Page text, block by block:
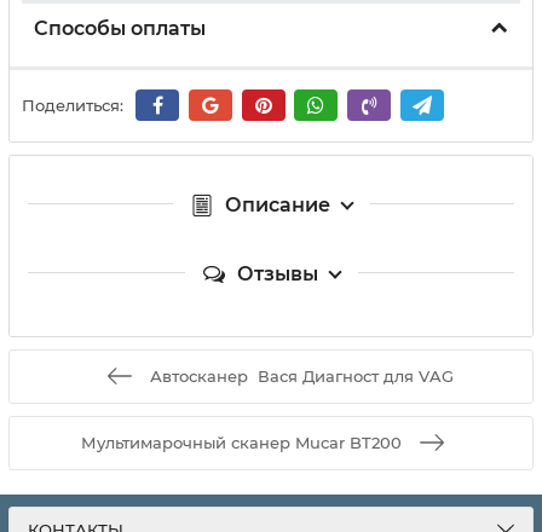
Способы оплаты
Поделиться:
Описание
Отзывы
Автосканер Вася Диагност для VAG
Мультимарочный сканер Mucar BT200